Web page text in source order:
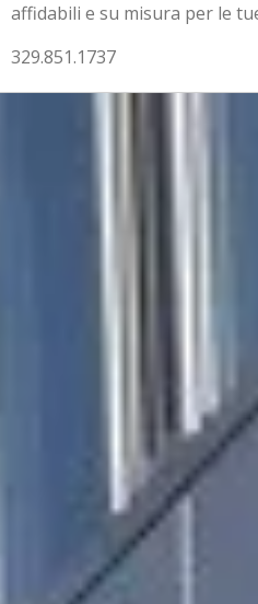
affidabili e su misura per le
329.851.1737